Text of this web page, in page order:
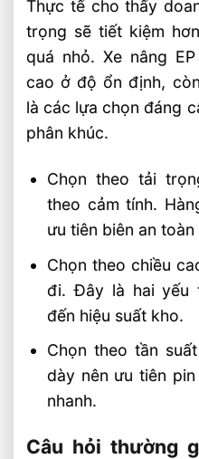
Thực tế cho thấy
trọng sẽ tiết kiệm
quá nhỏ. Xe nâng
cao ở độ ổn định,
là các lựa chọn đáng
phân khúc.
Chọn theo tải
theo cảm tính.
ưu tiên biên an
Chọn theo chiều
đi. Đây là hai yếu
đến hiệu suất kho.
Chọn theo tần
dày nên ưu tiên
nhanh.
Câu hỏi thường